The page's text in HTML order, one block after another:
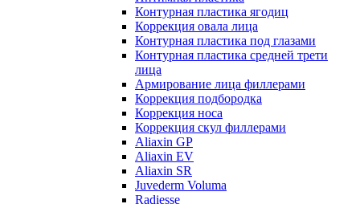
Контурная пластика ягодиц
Коррекция овала лица
Контурная пластика под глазами
Контурная пластика средней трети
лица
Армирование лица филлерами
Коррекция подбородка
Коррекция носа
Коррекция скул филлерами
Aliaxin GP
Aliaxin EV
Aliaxin SR
Juvederm Voluma
Radiesse